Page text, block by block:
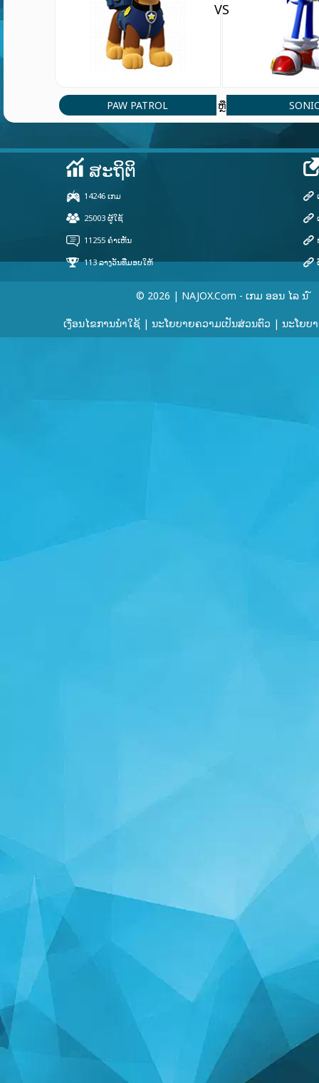
PAW PATROL
VS
ຫຼື
ສະຖິຕິ
25003 ຜູ້ໃຊ້
© 2026 | NAJOX.com - ເກມ ອອນ ໄລ ນ ໌
ເງື່ອນໄຂການນໍາໃຊ້ | ນະໂຍບາຍຄວາມເປັນສ່ວນຕົວ | ນະໂຍບ